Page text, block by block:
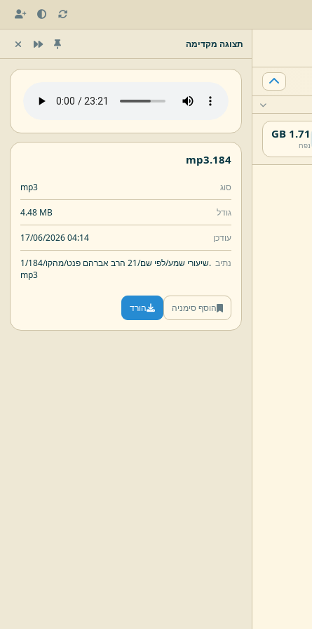
1.71 GB
נפח
תצוגה מקדימה
184.
mp3
סוג mp3
גודל 4.48 MB
עודכן 17/06/2026 04:14
נתיב שיעורי שמע/לפי שם/21 הרב אברהם פנט/ מהקו/ 1/
184.
mp3
הוסף סימניה הורד